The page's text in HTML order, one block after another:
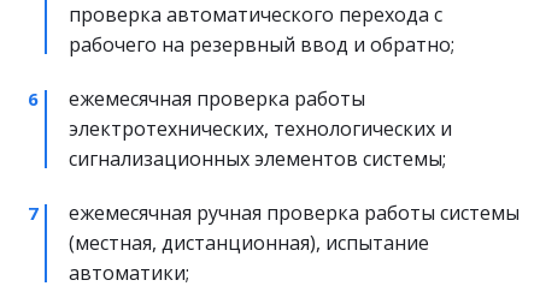
проверка автоматического перехода с
рабочего на резервный ввод и обратно;
ежемесячная проверка работы
электротехнических, технологических и
сигнализационных элементов системы;
ежемесячная ручная проверка работы системы
(местная, дистанционная), испытание
автоматики;